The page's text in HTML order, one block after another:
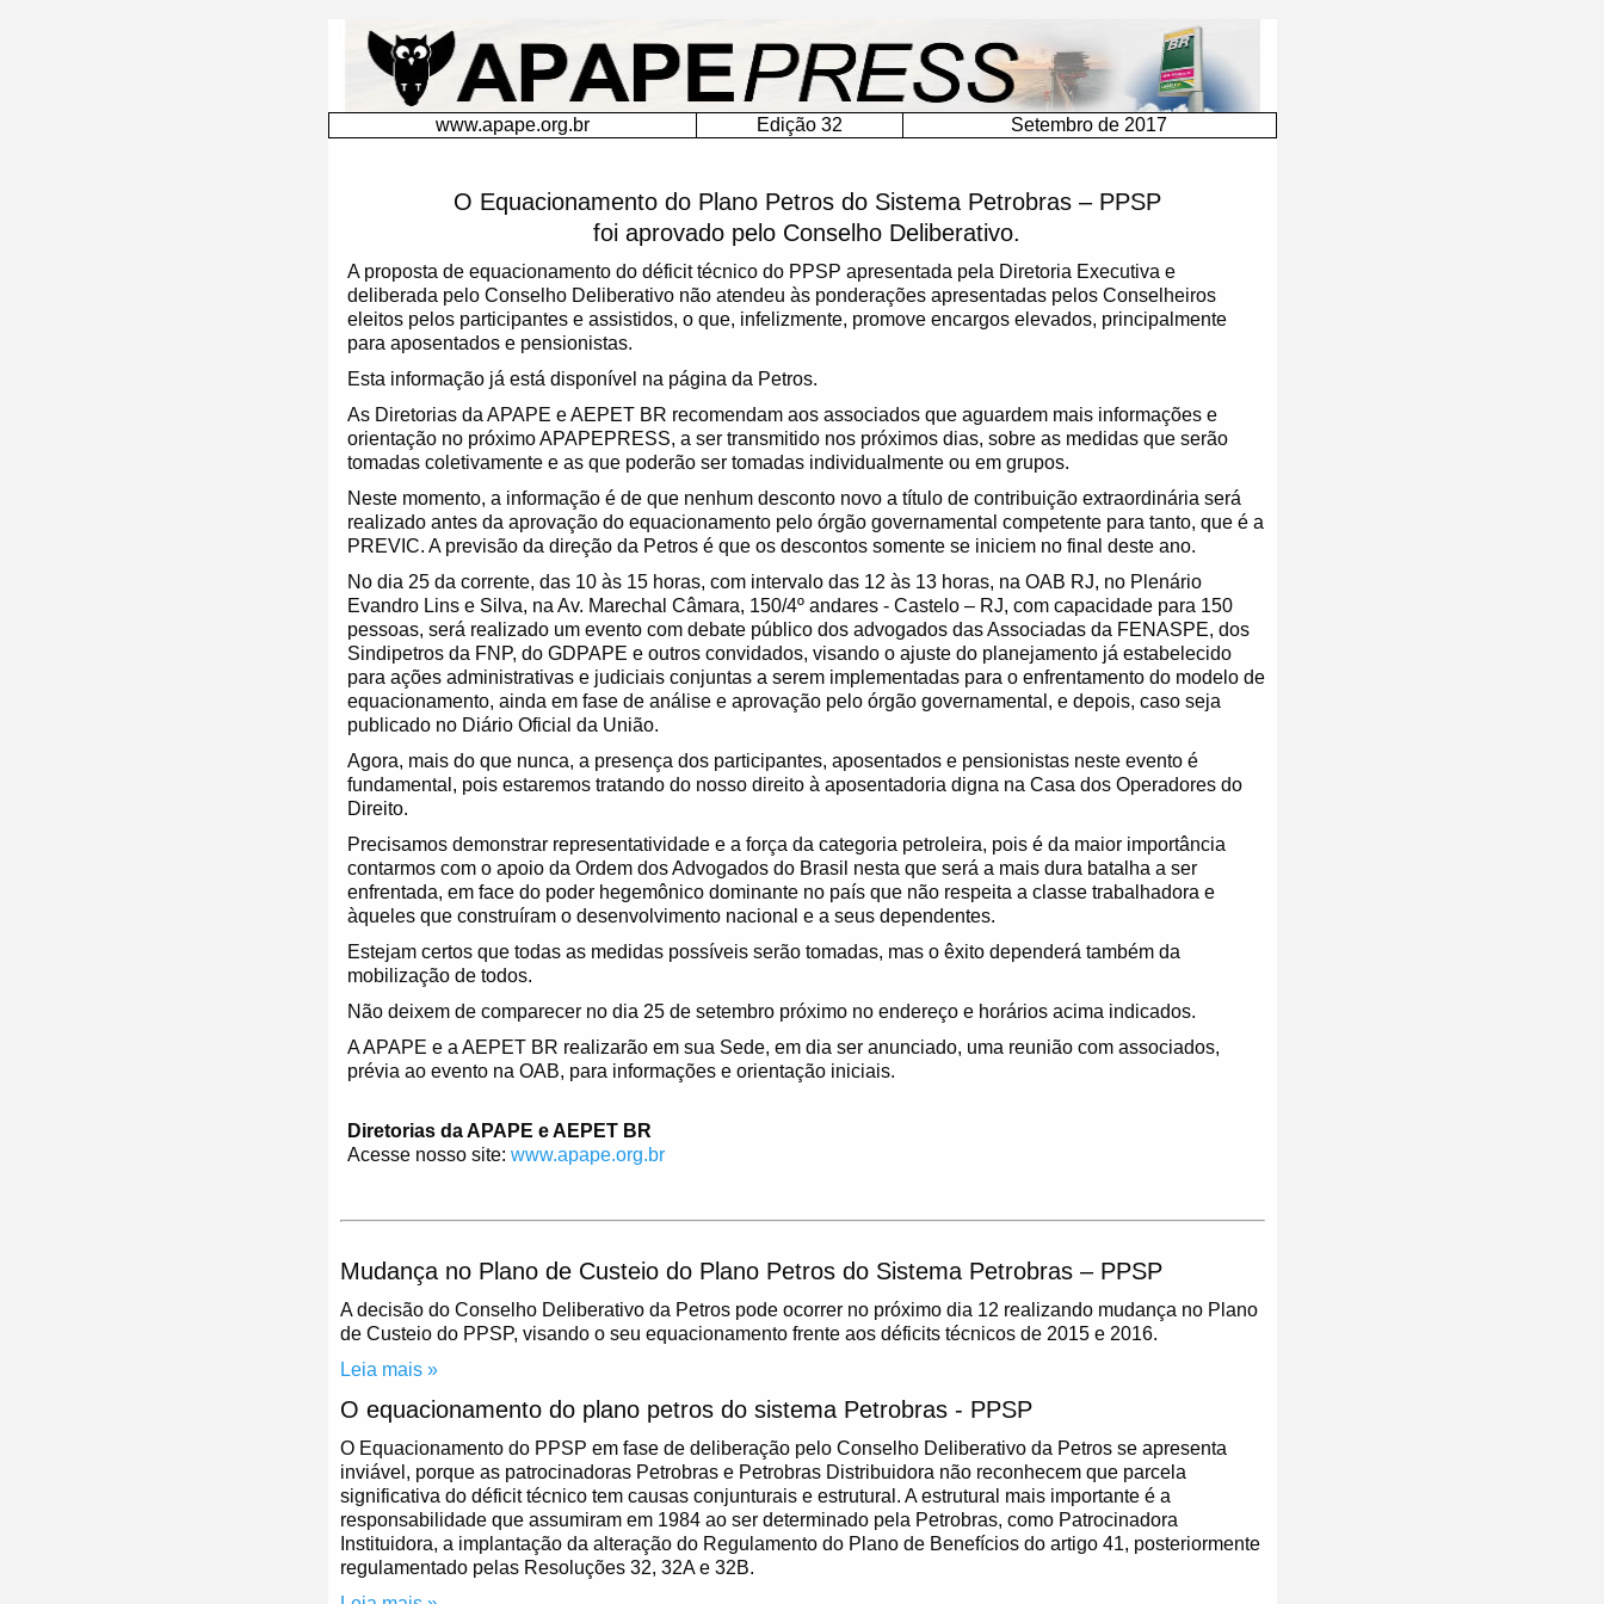
www.apape.org.br Edição 32 Setembro de 2017
O Equacionamento do Plano Petros do Sistema Petrobras – PPSP
foi aprovado pelo Conselho Deliberativo.
A proposta de equacionamento do déficit técnico do PPSP apresentada pela Diretoria Executiva e
deliberada pelo Conselho Deliberativo não atendeu às ponderações apresentadas pelos Conselheiros
eleitos pelos participantes e assistidos, o que, infelizmente, promove encargos elevados, principalmente
para aposentados e pensionistas.
Esta informação já está disponível na página da Petros.
As Diretorias da APAPE e AEPET BR recomendam aos associados que aguardem mais informações e
orientação no próximo APAPEPRESS, a ser transmitido nos próximos dias, sobre as medidas que serão
tomadas coletivamente e as que poderão ser tomadas individualmente ou em grupos.
Neste momento, a informação é de que nenhum desconto novo a título de contribuição extraordinária será
realizado antes da aprovação do equacionamento pelo órgão governamental competente para tanto, que é a
PREVIC. A previsão da direção da Petros é que os descontos somente se iniciem no final deste ano.
No dia 25 da corrente, das 10 às 15 horas, com intervalo das 12 às 13 horas, na OAB RJ, no Plenário
Evandro Lins e Silva, na Av. Marechal Câmara, 150/4º andares - Castelo – RJ, com capacidade para 150
pessoas, será realizado um evento com debate público dos advogados das Associadas da FENASPE, dos
Sindipetros da FNP, do GDPAPE e outros convidados, visando o ajuste do planejamento já estabelecido
para ações administrativas e judiciais conjuntas a serem implementadas para o enfrentamento do modelo de
equacionamento, ainda em fase de análise e aprovação pelo órgão governamental, e depois, caso seja
publicado no Diário Oficial da União.
Agora, mais do que nunca, a presença dos participantes, aposentados e pensionistas neste evento é
fundamental, pois estaremos tratando do nosso direito à aposentadoria digna na Casa dos Operadores do
Direito.
Precisamos demonstrar representatividade e a força da categoria petroleira, pois é da maior importância
contarmos com o apoio da Ordem dos Advogados do Brasil nesta que será a mais dura batalha a ser
enfrentada, em face do poder hegemônico dominante no país que não respeita a classe trabalhadora e
àqueles que construíram o desenvolvimento nacional e a seus dependentes.
Estejam certos que todas as medidas possíveis serão tomadas, mas o êxito dependerá também da
mobilização de todos.
Não deixem de comparecer no dia 25 de setembro próximo no endereço e horários acima indicados.
A APAPE e a AEPET BR realizarão em sua Sede, em dia ser anunciado, uma reunião com associados,
prévia ao evento na OAB, para informações e orientação iniciais.
Diretorias da APAPE e AEPET BR
Acesse nosso site: www.apape.org.br
Mudança no Plano de Custeio do Plano Petros do Sistema Petrobras – PPSP
A decisão do Conselho Deliberativo da Petros pode ocorrer no próximo dia 12 realizando mudança no Plano
de Custeio do PPSP, visando o seu equacionamento frente aos déficits técnicos de 2015 e 2016.
Leia mais »
O equacionamento do plano petros do sistema Petrobras - PPSP
O Equacionamento do PPSP em fase de deliberação pelo Conselho Deliberativo da Petros se apresenta
inviável, porque as patrocinadoras Petrobras e Petrobras Distribuidora não reconhecem que parcela
significativa do déficit técnico tem causas conjunturais e estrutural. A estrutural mais importante é a
responsabilidade que assumiram em 1984 ao ser determinado pela Petrobras, como Patrocinadora
Instituidora, a implantação da alteração do Regulamento do Plano de Benefícios do artigo 41, posteriormente
regulamentado pelas Resoluções 32, 32A e 32B.